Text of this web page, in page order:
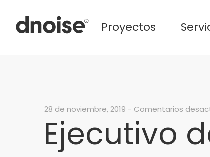
Proyectos
28 de noviembre, 2019 - Comentarios
Ejecutivo